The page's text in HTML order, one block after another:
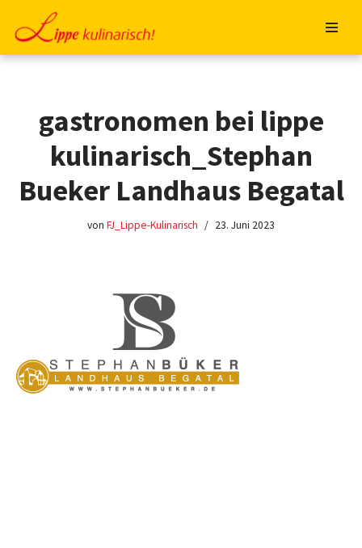
Zum
Inhalt
gastronomen bei lippe
kulinarisch_Stephan
Bueker Landhaus Begatal
von FJ_Lippe-Kulinarisch 23. Juni 2023